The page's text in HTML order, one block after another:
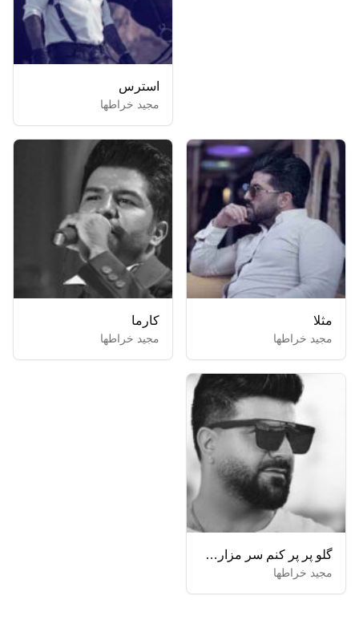
استرس
مجید خراطها
مثلا
مجید خراطها
کارما
مجید خراطها
گلو پر پر کنم سر مزارت تا ابد بارونیه چشمای یارت
مجید خراطها